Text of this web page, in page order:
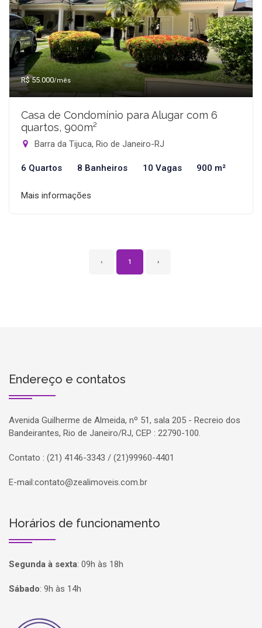
R$ 55.000/mês
Casa de Condomínio para Alugar com 6
quartos, 900m²
Barra da Tijuca, Rio de Janeiro-RJ
6 Quartos 8 Banheiros 10 Vagas 900 m²
Mais informações
‹ 1 ›
Endereço e contatos
Avenida Guilherme de Almeida, nº 51, sala 205 - Recreio dos
Bandeirantes, Rio de Janeiro/RJ, CEP : 22790-100.
Contato : (21) 4146-3343 / (21)99960-4401
E-mail:contato@zealimoveis.com.br
Horários de funcionamento
Segunda à sexta: 09h às 18h
Sábado: 9h às 14h
Página inicial